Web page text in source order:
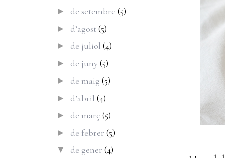
► de setembre (5)
► d’agost(5)
► de juliol (4)
► de juny(5)
► de maig (5)
► d’abril (4)
► de març (5)
► de febrer (5)
▼ de gener (4)